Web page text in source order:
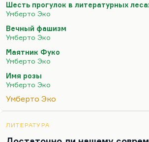
Розы» прелестная книга, да и сам
прекрасный человек был, хотя я с
всего два раза.
Шесть прогулок в литературных
Умберто Эко
Вечный фашизм
Умберто Эко
Маятник Фуко
Умберто Эко
Имя розы
Умберто Эко
Умберто Эко
ЛИТЕРАТУРА